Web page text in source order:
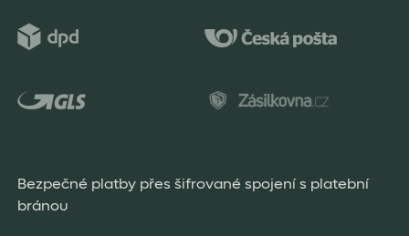
Bezpečné platby přes šifrované spojení s platební
bránou